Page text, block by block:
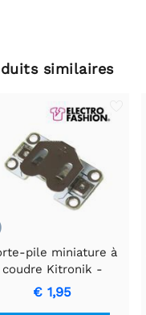
similaires
pile miniature à
coudre Kitronik -
CR2032
€ 1,95